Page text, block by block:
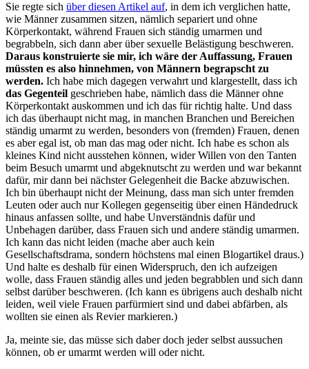
Sie regte sich über diesen Artikel auf, in dem ich verglichen hatte,
wie Männer zusammen sitzen, nämlich separiert und ohne
Körperkontakt, während Frauen sich ständig umarmen und
begrabbeln, sich dann aber über sexuelle Belästigung beschweren.
Daraus konstruierte sie mir, ich wäre der Auffassung, Frauen
müssten es also hinnehmen, von Männern begrapscht zu
werden. Ich habe mich dagegen verwahrt und klargestellt, dass ich
das Gegenteil geschrieben habe, nämlich dass die Männer ohne
Körperkontakt auskommen und ich das für richtig halte. Und dass
ich das überhaupt nicht mag, in manchen Branchen und Bereichen
ständig umarmt zu werden, besonders von (fremden) Frauen, denen
es aber egal ist, ob man das mag oder nicht. Ich habe es schon als
kleines Kind nicht ausstehen können, wider Willen von den Tanten
beim Besuch umarmt und abgeknutscht zu werden und war bekannt
dafür, mir dann bei nächster Gelegenheit die Backe abzuwischen.
Ich bin überhaupt nicht der Meinung, dass man sich unter fremden
Leuten oder auch nur Kollegen gegenseitig über einen Händedruck
hinaus anfassen sollte, und habe Unverständnis dafür und
Unbehagen darüber, dass Frauen sich und andere ständig umarmen.
Ich kann das nicht leiden (mache aber auch kein
Gesellschaftsdrama, sondern höchstens mal einen Blogartikel draus.)
Und halte es deshalb für einen Widerspruch, den ich aufzeigen
wolle, dass Frauen ständig alles und jeden begrabblen und sich dann
selbst darüber beschweren. (Ich kann es übrigens auch deshalb nicht
leiden, weil viele Frauen parfürmiert sind und dabei abfärben, als
wollten sie einen als Revier markieren.)
Ja, meinte sie, das müsse sich daber doch jeder selbst aussuchen
können, ob er umarmt werden will oder nicht.